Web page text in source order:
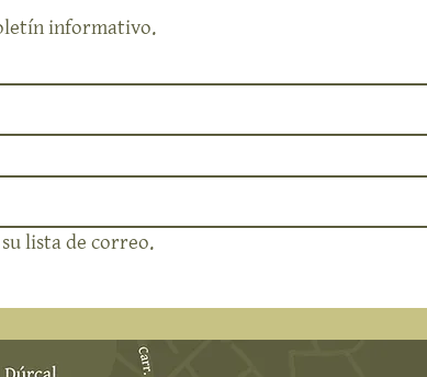
informativo.
lista de correo.